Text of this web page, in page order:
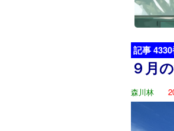
記事
９月
森川林